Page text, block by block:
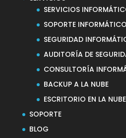
SERVICIOS
SOPORTE
SEGURIDAD
AUDITORÍA DE
CONSULTORÍA
BACKUP A LA NUBE
ESCRITORIO EN LA NUBE
SOPORTE
BLOG